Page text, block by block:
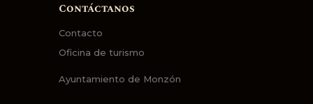
Contáctanos
Contacto
Oficina de turismo
Ayuntamiento de Monzón